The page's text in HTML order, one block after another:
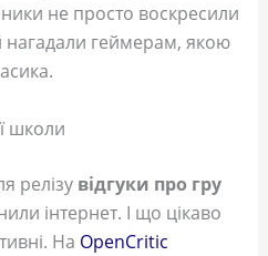
не просто воскресили
нагадали геймерам, якою
школи
релізу відгуки про гру
інтернет. І що цікаво
На OpenCritic